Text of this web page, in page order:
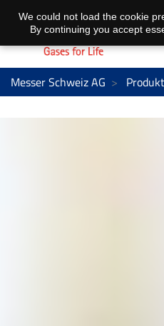
Messer Schweiz AG
We could not load the cookie
By continuing you accept